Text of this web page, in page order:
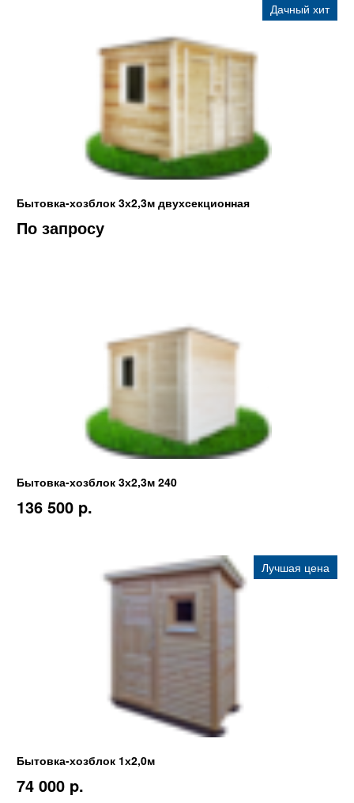
Дачный хит
Бытовка-хозблок 3х2,3м двухсекционная
По запросу
Бытовка-хозблок 3х2,3м 240
136 500 p.
Лучшая цена
Бытовка-хозблок 1х2,0м
74 000 p.